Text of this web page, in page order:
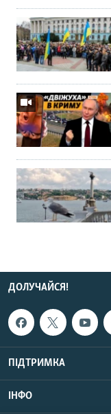
ДОЛУЧАЙСЯ!
ПІДТРИМКА
ІНФО